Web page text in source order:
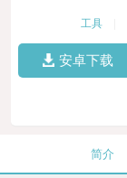
工具
安卓下载
简介